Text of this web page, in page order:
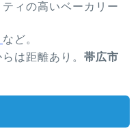
ティの高いベーカリー
など。
は距離あり。 帯広市